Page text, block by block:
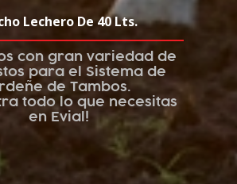
Lechero De 40 Lts.
con gran variedad de
para el Sistema de
de Tambos.
todo lo que necesitas
en Evial!